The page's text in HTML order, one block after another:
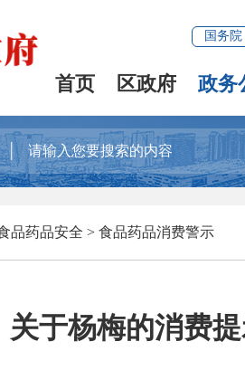
国务院
首页 区政府 政务
品药品安全 > 食品药品消费警示
关于杨梅的消费